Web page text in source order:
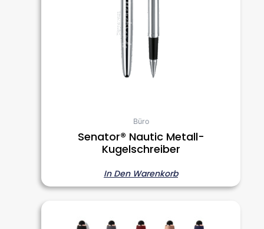
Büro
Senator® Nautic Metall-
Kugelschreiber
In Den Warenkorb